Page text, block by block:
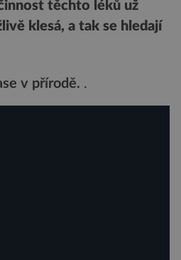
těchto léků už
klesá, a tak se hledají
v přírodě. .